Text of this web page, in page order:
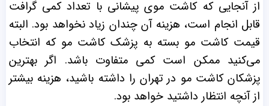
از آنجایی که کاشت موی پیشانی با تعداد کمی گرافت
قابل انجام است، هزینه آن چندان زیاد نخواهد بود. البته
قیمت کاشت مو بسته به پزشک کاشت مو که انتخاب
می‌کنید ممکن است کمی متفاوت باشد. اگر بهترین
پزشکان کاشت مو در تهران را داشته باشید، هزینه بیشتر
از آنچه انتظار داشتید خواهد بود.